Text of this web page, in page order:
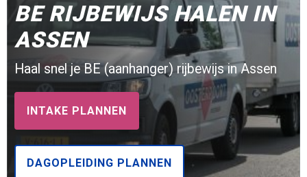
BE RIJBEWIJS HALEN IN
ASSEN
Haal snel je BE (aanhanger) rijbewijs in Assen
INTAKE PLANNEN
DAGOPLEIDING PLANNEN